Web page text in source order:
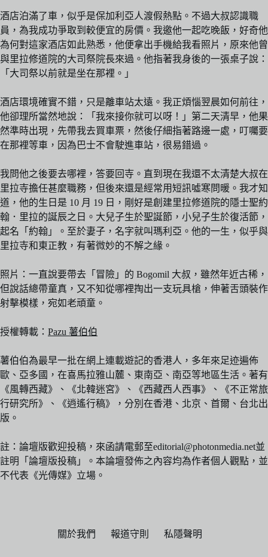
酒店泊滿了車，似乎是保加利亞人渡假熱點。不過大叔認識職
員，為我成功爭取到較便宜的房價。我邀他一起吃晚飯，好奇他
為何對這家酒店如此熟悉，他便拿出手機給我看照片，原來他曾
與里拉修道院的大司祭院長來過。他指著我身後的一張桌子說：
「大司祭以前就是坐在那裡。」
酒店環境確實不錯，只是離車站太遠。我正煩惱翌晨如何前往，
他卻理所當然地說：「我來接你就可以呀！」第二天清早，他果
然準時出現，先帶我去買車票，然後仔細指著路邊一處，叮囑要
在那裡等車，因為巴士不會駛進車站，很易錯過。
我問他之後要去哪裡，答要回寺。直到現在我還不太清楚大叔在
里拉寺擔任甚麼職務，但後來還是經常用短訊噓寒問暖。我才知
道，他的生日是 10 月 19 日，剛好是創建里拉修道院的隱士聖約
翰．里拉的誕辰之日。大兒子生於聖誕節，小兒子生於復活節，
起名「約翰」。至於妻子，名字就叫瑪利亞。他的一生，似乎與
里拉寺和東正教，有著微妙的不解之緣。
照片：一直說要帶去「冒險」的 Bogomil 大叔，雖然年近古稀，
但說話總帶童真，又不知從哪裡掏出一支玩具槍，伸著舌頭裝作
射擊模樣，宛如老頑童。
授權轉載： Pazu 薯伯伯
薯伯伯為最早一批在網上連載遊記的香港人，多年來足迹遍佈
歐、亞多國，在喜馬拉雅山麓、東南亞、南亞等地區生活。著有
《風轉西藏》、《北韓迷宮》、《西藏西人西事》、《不正常旅
行研究所》、《逍遙行稿》，分別在香港、北京、首爾、台北出
版。
註：論壇版歡迎投稿，來函請電郵至editorial@photonmedia.net並
註明「論壇版投稿」。本論壇發佈之內容均為作者個人觀點，並
不代表《光傳媒》立場。
關於我們 報道守則 私隱聲明